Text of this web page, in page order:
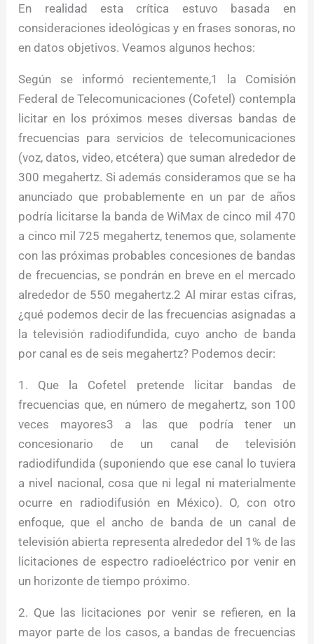
En realidad esta crítica estuvo basada en
consideraciones ideológicas y en frases sonoras, no
en datos objetivos. Veamos algunos hechos:
Según se informó recientemente,1 la Comisión
Federal de Telecomunicaciones (Cofetel) contempla
licitar en los próximos meses diversas bandas de
frecuencias para servicios de telecomunicaciones
(voz, datos, video, etcétera) que suman alrededor de
300 megahertz. Si además consideramos que se ha
anunciado que probablemente en un par de años
podría licitarse la banda de WiMax de cinco mil 470
a cinco mil 725 megahertz, tenemos que, solamente
con las próximas probables concesiones de bandas
de frecuencias, se pondrán en breve en el mercado
alrededor de 550 megahertz.2 Al mirar estas cifras,
¿qué podemos decir de las frecuencias asignadas a
la televisión radiodifundida, cuyo ancho de banda
por canal es de seis megahertz? Podemos decir:
1. Que la Cofetel pretende licitar bandas de
frecuencias que, en número de megahertz, son 100
veces mayores3 a las que podría tener un
concesionario de un canal de televisión
radiodifundida (suponiendo que ese canal lo tuviera
a nivel nacional, cosa que ni legal ni materialmente
ocurre en radiodifusión en México). O, con otro
enfoque, que el ancho de banda de un canal de
televisión abierta representa alrededor del 1% de las
licitaciones de espectro radioeléctrico por venir en
un horizonte de tiempo próximo.
2. Que las licitaciones por venir se refieren, en la
mayor parte de los casos, a bandas de frecuencias